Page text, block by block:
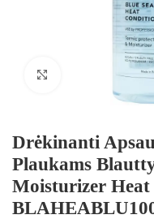
Spustelėkite
Drėkinanti
Plaukams
Moisturizer